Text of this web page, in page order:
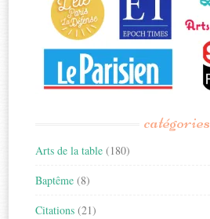
catégories
Arts de la table (180)
Baptême (8)
Citations (21)